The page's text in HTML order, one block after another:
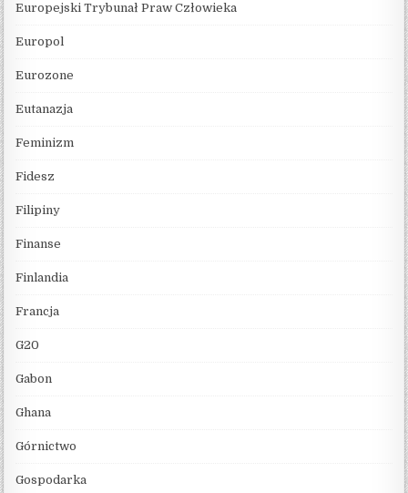
Europejski Trybunał Praw Człowieka
Europol
Eurozone
Eutanazja
Feminizm
Fidesz
Filipiny
Finanse
Finlandia
Francja
G20
Gabon
Ghana
Górnictwo
Gospodarka